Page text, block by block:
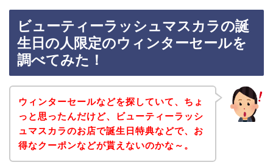
ビューティーラッシュマスカラの誕
生日の人限定のウィンターセールを
調べてみた！
ウィンターセールなどを探していて、ちょ
っと思ったんだけど、ビューティーラッシ
ュマスカラのお店で誕生日特典などで、お
得なクーポンなどが貰えないのかな～。